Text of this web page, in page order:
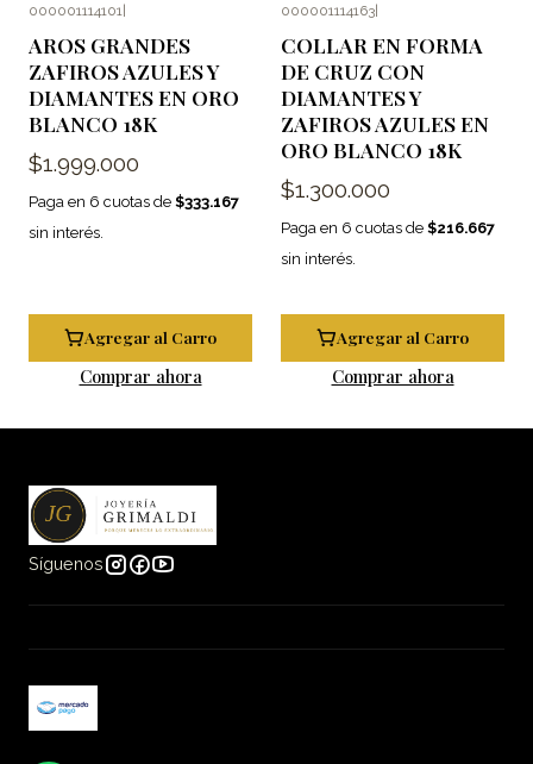
000001114101
AROS GRANDES
ZAFIROS AZULES Y
DIAMANTES EN ORO
BLANCO 18K
$1.999.000
Paga en 6 cuotas de $333.167
sin interés.
Agregar al Carro
Comprar ahora
000001114163
COLLAR EN FORMA
DE CRUZ CON
DIAMANTES Y
ZAFIROS AZULES EN
ORO BLANCO 18K
$1.300.000
Paga en 6 cuotas de $216.667
sin interés.
Agregar al Carro
Comprar ahora
Síguenos